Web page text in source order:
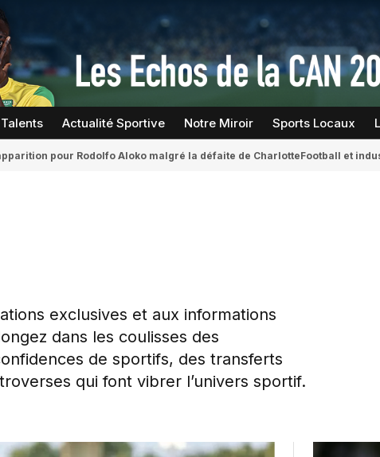
Actualité Sportive Notre Miroir Sports Locaux
pour Rodolfo Aloko malgré la défaite de CharlotteFootball et
exclusives et aux informations
dans les coulisses des
de sportifs, des transferts
qui font vibrer l’univers sportif.